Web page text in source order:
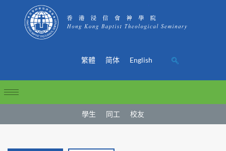
繁體 简体 English
學生 同工 校友